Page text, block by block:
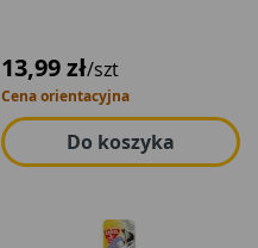
13,99 zł/szt
Cena orientacyjna
Do koszyka